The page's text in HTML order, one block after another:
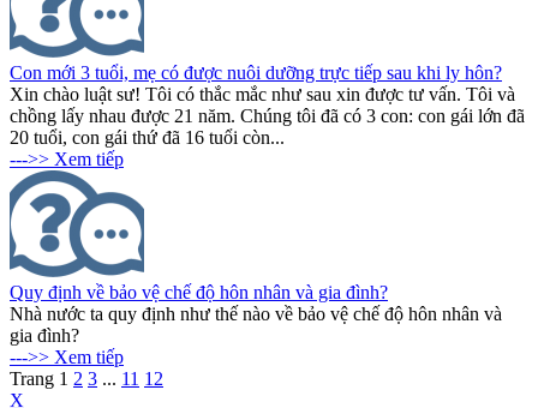
Con mới 3 tuổi, mẹ có được nuôi dưỡng trực tiếp sau khi ly hôn?
Xin chào luật sư! Tôi có thắc mắc như sau xin được tư vấn. Tôi và
chồng lấy nhau được 21 năm. Chúng tôi đã có 3 con: con gái lớn đã
20 tuổi, con gái thứ đã 16 tuổi còn...
--->> Xem tiếp
Quy định về bảo vệ chế độ hôn nhân và gia đình?
Nhà nước ta quy định như thế nào về bảo vệ chế độ hôn nhân và
gia đình?
--->> Xem tiếp
Trang 1 2 3 ... 11 12
X